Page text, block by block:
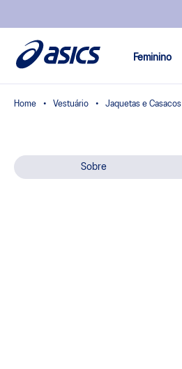
Feminino
Vestuário Jaquetas e Casacos
Sobre